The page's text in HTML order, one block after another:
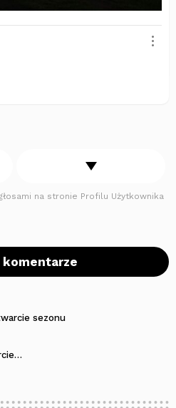
na stronie Profilu Użytkownika
komentarze
sezonu